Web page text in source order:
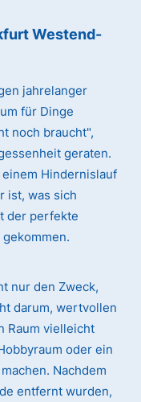
Westend-
jahrelanger
für Dinge
noch braucht",
geraten.
Hindernislauf
ist, was sich
der perfekte
nur den Zweck,
darum, wertvollen
Raum vielleicht
oder ein
Nachdem
entfernt wurden,